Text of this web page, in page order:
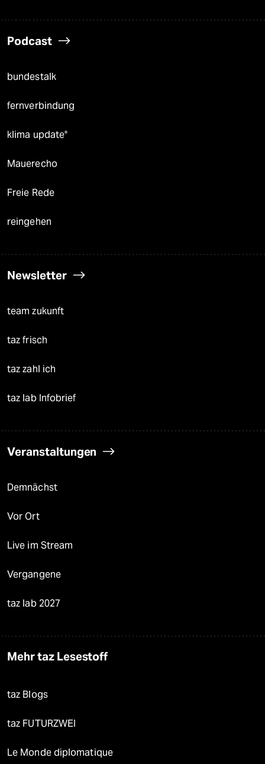
Podcast
bundestalk
fernverbindung
klima update°
Mauerecho
Freie Rede
reingehen
Newsletter
team zukunft
taz frisch
taz zahl ich
taz lab Infobrief
Veranstaltungen
Demnächst
Vor Ort
Live im Stream
Vergangene
taz lab 2027
Mehr taz Lesestoff
taz Blogs
taz FUTURZWEI
Le Monde diplomatique